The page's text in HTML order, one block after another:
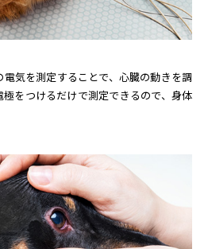
気を測定することで、心臓の動きを調
をつけるだけで測定できるので、身体